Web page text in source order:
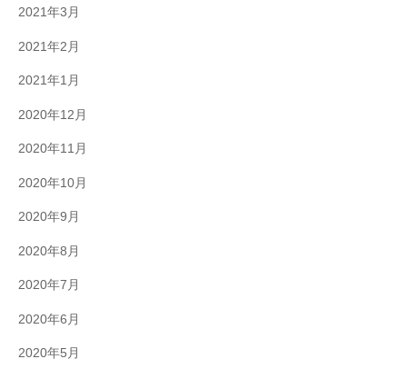
2021年3月
2021年2月
2021年1月
2020年12月
2020年11月
2020年10月
2020年9月
2020年8月
2020年7月
2020年6月
2020年5月